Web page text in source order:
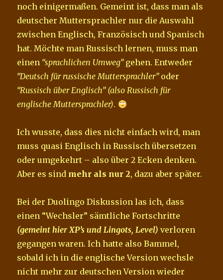
noch einigermaßen. Gemeint ist, dass man als
deutscher Muttersprachler nur die Auswahl
zwischen Englisch, Französisch und Spanisch
hat. Möchte man Russisch lernen, muss man
einen “sprachlichen Umweg”gehen. Entweder
“Deutsch für russische Muttersprachler”oder
“Russisch über Englisch” (also Russisch für
englische Muttersprachler).
Ich wusste, dass dies nicht einfach wird, man
muss quasi Englisch in Russisch übersetzen
oder umgekehrt – also über 2 Ecken denken.
Aber es sind mehr als nur 2, dazu aber später.
Bei der Duolingo Diskussion las ich, dass
einen “Wechsler” sämtliche Fortschritte
(gemeint hier XP’s und Lingots, Level) verloren
gegangen waren. Ich hatte also Bammel,
sobald ich in die englische Version wechsle
nicht mehr zur deutschen Version wieder